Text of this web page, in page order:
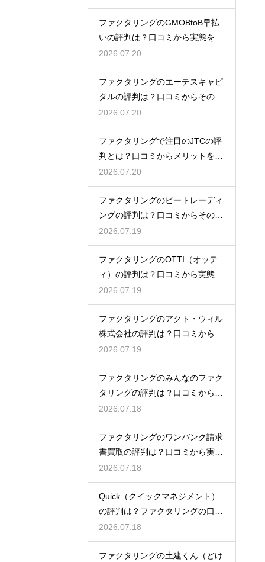
ファクタリングのGMOBtoB早払
いの評判は？口コミから実態を徹
底解説
2026.07.20
ファクタリングのエーテスキャピ
タルの評判は？口コミからその実
態を徹底解説
2026.07.20
ファクタリングで注目のJTCの評
判とは？口コミからメリットを徹
底解説
2026.07.20
ファクタリングのビートレーディ
ングの評判は？口コミからその実
態を徹底解説
2026.07.19
ファクタリングのOTTI（オッテ
ィ）の評判は？口コミから実態を
徹底解説
2026.07.19
ファクタリングのアクト・ウィル
株式会社の評判は？口コミから実
態を徹底解説
2026.07.19
ファクタリングのみんなのファク
タリングの評判は？口コミから実
態を徹底解説
2026.07.18
ファクタリングのワンバンク請求
書買取の評判は？口コミから実態
を徹底解説
2026.07.18
Quick（クイックマネジメント）
の評判は？ファクタリングの口コ
ミ検証
2026.07.18
ファクタリングの土建くん（どけ